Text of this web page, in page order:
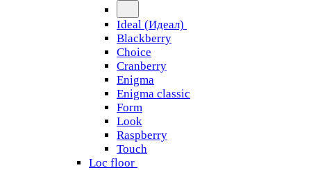
Ideal (Идеал)
Blackberry
Choice
Cranberry
Enigma
Enigma classic
Form
Look
Raspberry
Touch
Loc floor